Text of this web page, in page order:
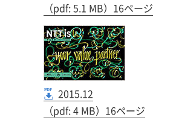
（pdf: 5.1 MB）16ページ
2015.12
（pdf: 4 MB）16ページ